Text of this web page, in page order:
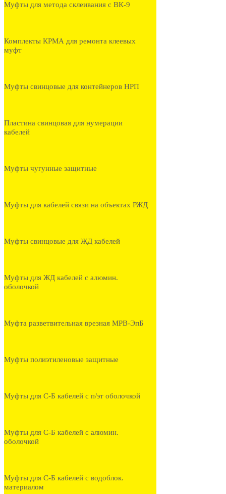
Муфты для метода склеивания с ВК-9
Комплекты КРМА для ремонта клеевых
муфт
Муфты свинцовые для контейнеров НРП
Пластина свинцовая для нумерации
кабелей
Муфты чугунные защитные
Муфты для кабелей связи на объектах РЖД
Муфты свинцовые для ЖД кабелей
Муфты для ЖД кабелей с алюмин.
оболочкой
Муфта разветвительная врезная МРВ-ЭпБ
Муфты полиэтиленовые защитные
Муфты для С-Б кабелей с п/эт оболочкой
Муфты для С-Б кабелей с алюмин.
оболочкой
Муфты для С-Б кабелей с водоблок.
материалом